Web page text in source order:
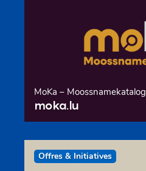
MoKa – Moossnamekatalog
moka.lu
Offres & Initiatives